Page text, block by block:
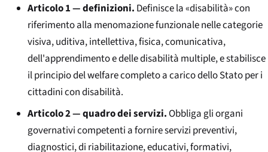
Articolo 1 — definizioni. Definisce la «disabilità» con
riferimento alla menomazione funzionale nelle categorie
visiva, uditiva, intellettiva, fisica, comunicativa,
dell'apprendimento e delle disabilità multiple, e stabilisce
il principio del welfare completo a carico dello Stato per i
cittadini con disabilità.
Articolo 2 — quadro dei servizi.Obbliga gli organi
governativi competenti a fornire servizi preventivi,
diagnostici, di riabilitazione, educativi, formativi,